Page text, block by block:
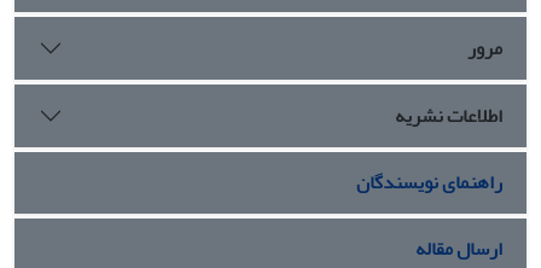
مرور
اطلاعات نشریه
راهنمای نویسندگان
ارسال مقاله